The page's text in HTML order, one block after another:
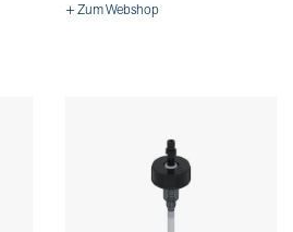
+ Zum Webshop